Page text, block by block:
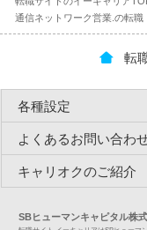
通信ネットワーク営業.の転職
転
各種設定
よくあるお問い合わ
キャリオクのご紹介
SBヒューマンキャピタル株